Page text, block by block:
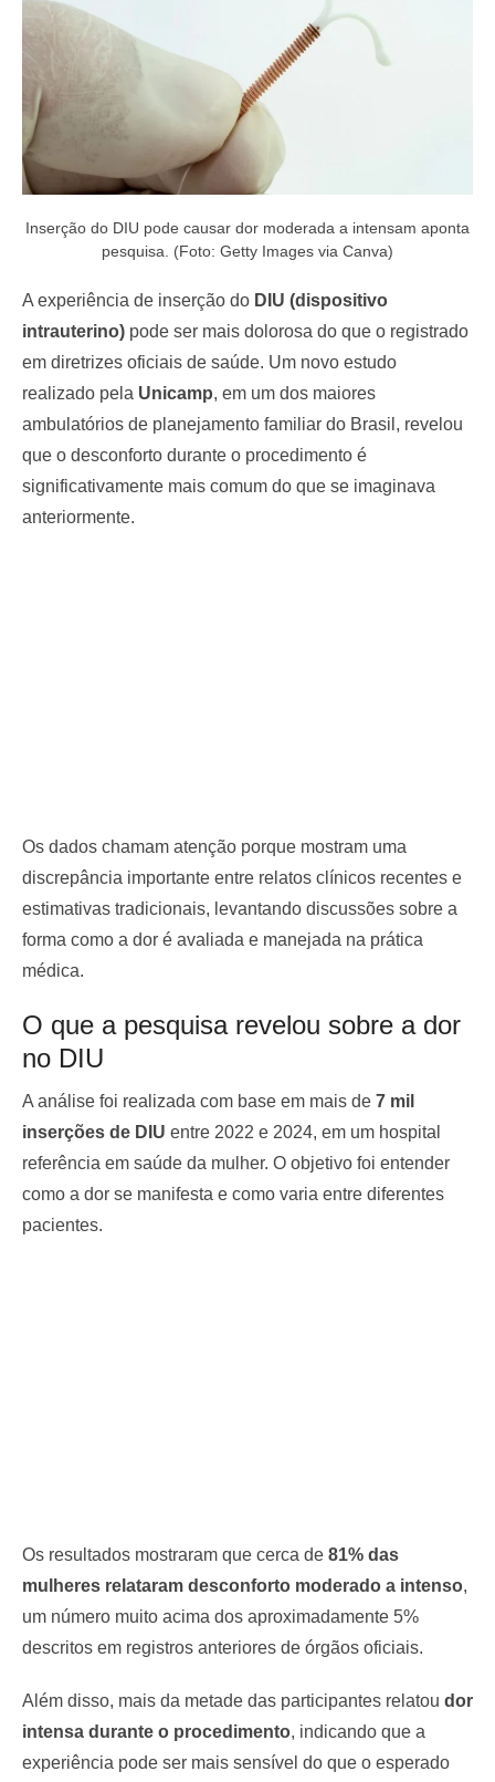
Inserção do DIU pode causar dor moderada a intensam aponta
pesquisa. (Foto: Getty Images via Canva)
A experiência de inserção do DIU (dispositivo
intrauterino) pode ser mais dolorosa do que o registrado
em diretrizes oficiais de saúde. Um novo estudo
realizado pela Unicamp, em um dos maiores
ambulatórios de planejamento familiar do Brasil, revelou
que o desconforto durante o procedimento é
significativamente mais comum do que se imaginava
anteriormente.
Os dados chamam atenção porque mostram uma
discrepância importante entre relatos clínicos recentes e
estimativas tradicionais, levantando discussões sobre a
forma como a dor é avaliada e manejada na prática
médica.
O que a pesquisa revelou sobre a dor
no DIU
A análise foi realizada com base em mais de 7 mil
inserções de DIU entre 2022 e 2024, em um hospital
referência em saúde da mulher. O objetivo foi entender
como a dor se manifesta e como varia entre diferentes
pacientes.
Os resultados mostraram que cerca de 81% das
mulheres relataram desconforto moderado a intenso,
um número muito acima dos aproximadamente 5%
descritos em registros anteriores de órgãos oficiais.
Além disso, mais da metade das participantes relatou dor
intensa durante o procedimento, indicando que a
experiência pode ser mais sensível do que o esperado